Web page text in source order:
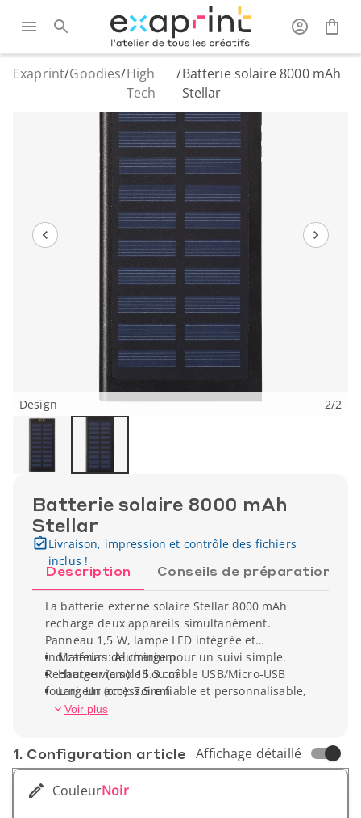
Exaprint/Goodies/High
Tech
/Batterie solaire 8000 mAh
Stellar
Design 2/2
Batterie solaire 8000 mAh
Stellar
Livraison, impression et contrôle des fichiers
inclus !
Description Conseils de préparation
La batterie externe solaire Stellar 8000 mAh
recharge deux appareils simultanément.
Panneau 1,5 W, lampe LED intégrée et
indicateurs de charge pour un suivi simple.
Recharge via soleil ou câble USB/Micro‑USB
fourni. Un accessoire fiable et personnalisable,
pensé pour la mobilité et l’outdoor responsable.
Matériau: Aluminium
Hauteur (cm): 15.3 cm
Largeur (cm): 7.5 cm
Poids unitaire: 210 g
Voir plus
1. Conf­iguration article Affichage détaillé
CouleurNoir